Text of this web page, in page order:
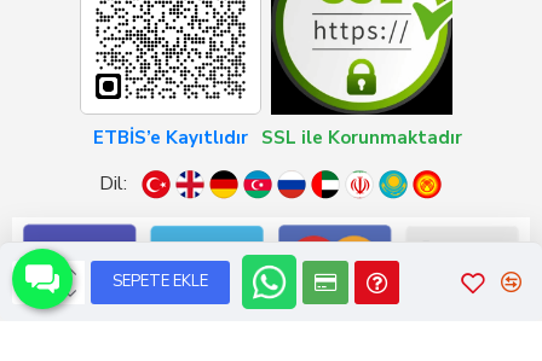
SEPETE EKLE
ETBİS’e Kayıtlıdır SSL ile Korunmaktadır
Dil: